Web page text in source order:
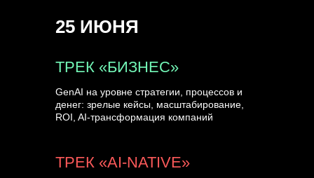
ТРЕК «БИЗНЕС»
GenAI на уровне стратегии, процессов и
денег: зрелые кейсы, масштабирование,
ROI, AI-трансформация компаний
ТРЕК «AI-NATIVE»
25 ИЮНЯ